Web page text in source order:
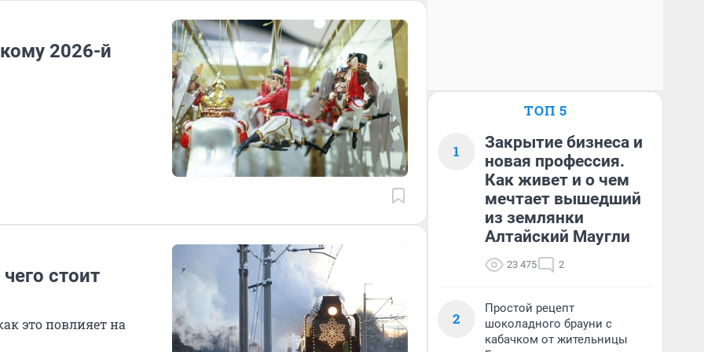
2026-й
стоит
это повлияет на
ТОП 5
1
Закрытие бизнеса и
новая профессия.
Как живет и о чем
мечтает вышедший
из землянки
Алтайский Маугли
23 475 2
2
Простой рецепт
шоколадного брауни с
кабачком от жительницы